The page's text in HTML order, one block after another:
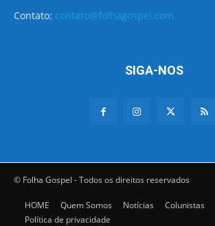
Contato: contato@folhagospel.com
SIGA-NOS
© Folha Gospel - Todos os direitos reservados
HOME Quem Somos Notícias Colunistas
Política de privacidade